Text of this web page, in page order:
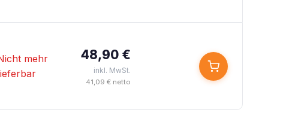
mehr
48,90 €
inkl. MwSt.
41,09 € netto